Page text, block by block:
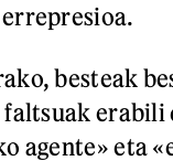
besteak
faltsuak erabili
agente» eta